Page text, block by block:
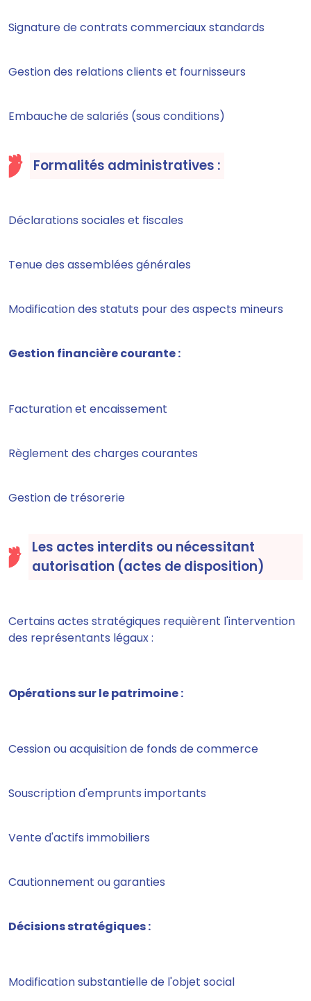
Signature de contrats commerciaux standards
Gestion des relations clients et fournisseurs
Embauche de salariés (sous conditions)
Formalités administratives :
Déclarations sociales et fiscales
Tenue des assemblées générales
Modification des statuts pour des aspects mineurs
Gestion financière courante :
Facturation et encaissement
Règlement des charges courantes
Gestion de trésorerie
Les actes interdits ou nécessitant
autorisation (actes de disposition)
Certains actes stratégiques requièrent l'intervention
des représentants légaux :
Opérations sur le patrimoine :
Cession ou acquisition de fonds de commerce
Souscription d'emprunts importants
Vente d'actifs immobiliers
Cautionnement ou garanties
Décisions stratégiques :
Modification substantielle de l'objet social